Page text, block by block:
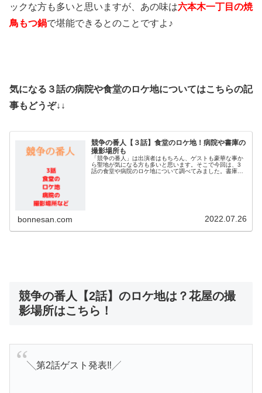
ックな方も多いと思いますが、あの味は六本木一丁目の焼
鳥もつ鍋で堪能できるとのことですよ♪
気になる３話の病院や食堂のロケ地についてはこちらの記
事もどうぞ↓↓
競争の番人【３話】食堂のロケ地！病院や書庫の
撮影場所も
「競争の番人」は出演者はもちろん、ゲストも豪華な事か
ら聖地が気になる方も多いと思います。そこで今回は、3
話の食堂や病院のロケ地について調べてみました。書庫の
bonnesan.com 2022.07.26
競争の番人【2話】のロケ地は？花屋の撮
影場所はこちら！
╲第2話ゲスト発表‼️╱